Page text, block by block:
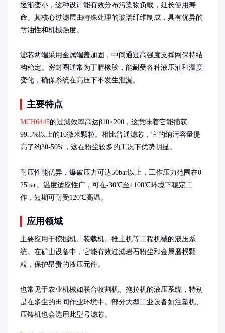
逐渐变小，这种设计能有效分布污染物负载，延长使用寿
命。其核心过滤层由特殊处理的玻璃纤维制成，具有优异的
耐油性和机械强度。
滤芯两端采用金属端盖加固，中间通过高强度支撑网保持结
构稳定。密封圈通常为丁腈橡胶，能耐受各种液压油和温度
变化，确保系统在高压下不发生泄漏。
主要特点
MCH6445的过滤效率高达β10≥200，这意味着它能捕获
99.5%以上的10微米颗粒。相比普通滤芯，它的纳污容量提
高了约30-50%，这在粉尘较多的工况下优势明显。
耐压性能优异，爆破压力可达50bar以上，工作压力范围在0-
25bar。温度适应性广，可在-30℃至+100℃环境下稳定工
作，短期可耐受120℃高温。
应用领域
主要应用于挖掘机、装载机、推土机等工程机械的液压系
统。在矿山设备中，它能有效过滤岩石粉尘和金属磨损颗
粒，保护昂贵的液压元件。
也常见于农业机械如联合收割机、拖拉机的液压系统，特别
是在多尘的田间作业环境中。部分大型工业设备如注塑机、
压铸机也会选用此型号滤芯。